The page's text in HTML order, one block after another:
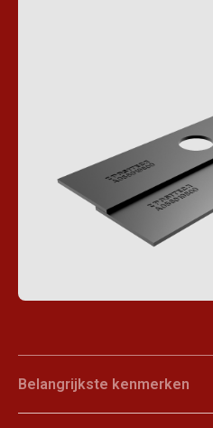
Belangrijkste kenmerken